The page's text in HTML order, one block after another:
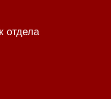
отдела